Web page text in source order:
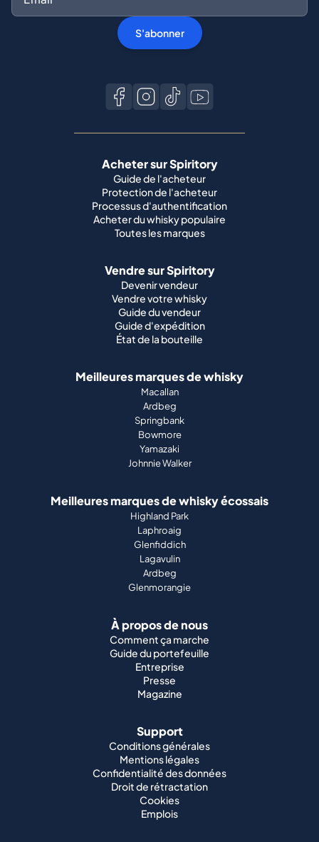
S'abonner
Acheter sur Spiritory
Guide de l'acheteur
Protection de l'acheteur
Processus d'authentification
Acheter du whisky populaire
Toutes les marques
Vendre sur Spiritory
Devenir vendeur
Vendre votre whisky
Guide du vendeur
Guide d'expédition
État de la bouteille
Meilleures marques de whisky
Macallan
Ardbeg
Springbank
Bowmore
Yamazaki
Johnnie Walker
Meilleures marques de whisky écossais
Highland Park
Laphroaig
Glenfiddich
Lagavulin
Ardbeg
Glenmorangie
À propos de nous
Comment ça marche
Guide du portefeuille
Entreprise
Presse
Magazine
Support
Conditions générales
Mentions légales
Confidentialité des données
Droit de rétractation
Cookies
Emplois